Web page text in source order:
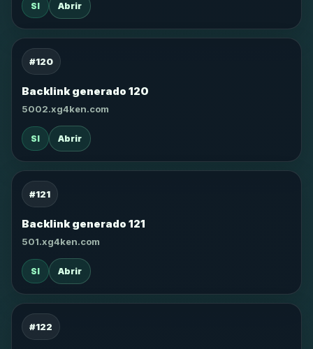
SI Abrir
#120
Backlink generado 120
5002.xg4ken.com
SI Abrir
#121
Backlink generado 121
501.xg4ken.com
SI Abrir
#122